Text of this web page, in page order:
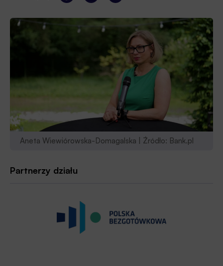
Aneta Wiewiórowska-Domagalska | Źródło: Bank.pl
Partnerzy działu